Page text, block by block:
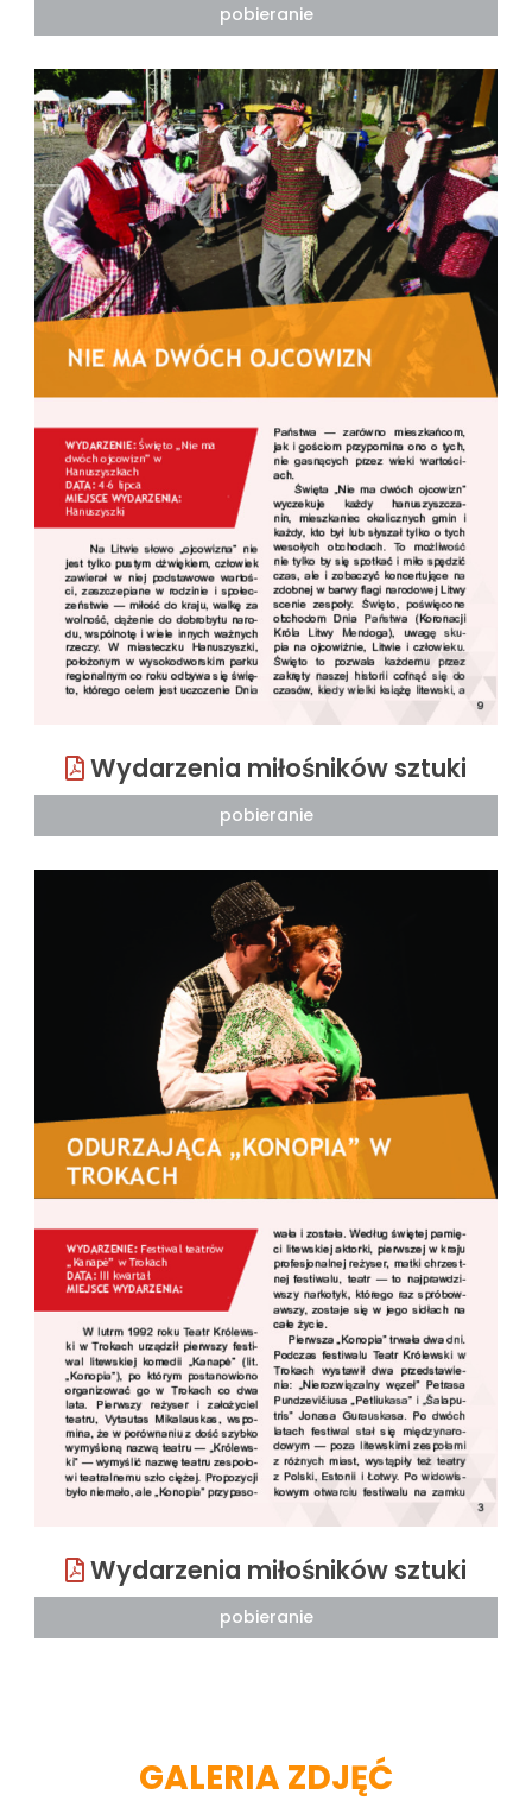
pobieranie
Wydarzenia miłośników sztuki
pobieranie
Wydarzenia miłośników sztuki
pobieranie
GALERIA ZDJĘĆ